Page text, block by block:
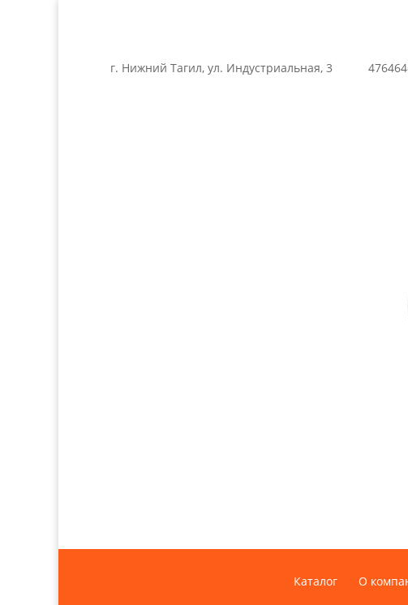
г. Нижний Тагил, ул. Индустриальная, 3
Каталог О